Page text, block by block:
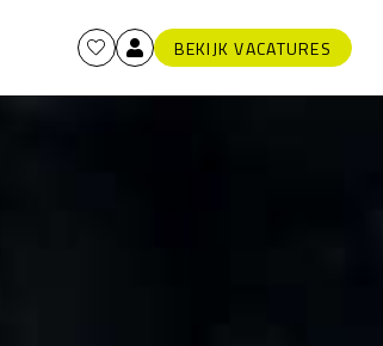
BEKIJK VACATURES